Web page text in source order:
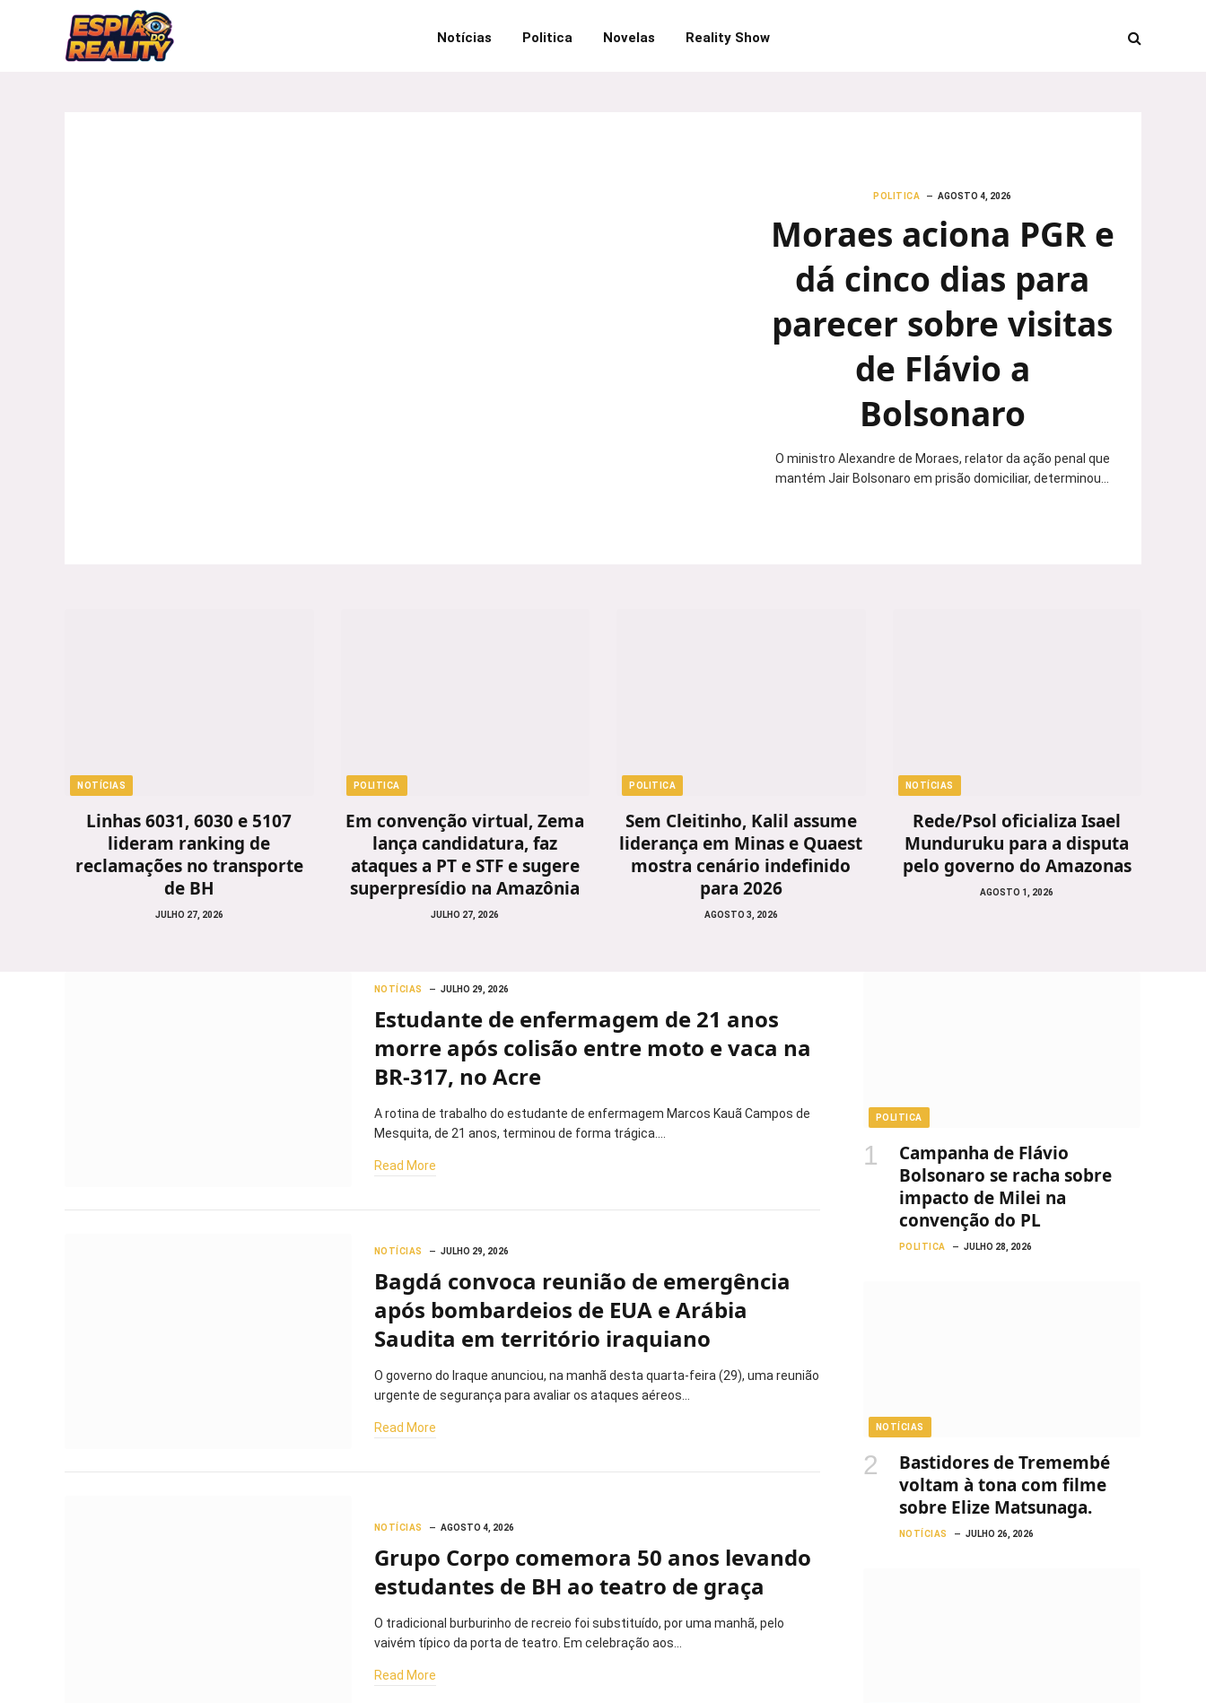
Notícias Politica Novelas Reality Show
POLITICA AGOSTO 4, 2026
Moraes aciona PGR e
dá cinco dias para
parecer sobre visitas
de Flávio a
Bolsonaro
O ministro Alexandre de Moraes, relator da ação penal que
mantém Jair Bolsonaro em prisão domiciliar, determinou…
NOTÍCIAS
Linhas 6031, 6030 e 5107
lideram ranking de
reclamações no transporte
de BH
JULHO 27, 2026
POLITICA
Em convenção virtual, Zema
lança candidatura, faz
ataques a PT e STF e sugere
superpresídio na Amazônia
JULHO 27, 2026
POLITICA
Sem Cleitinho, Kalil assume
liderança em Minas e Quaest
mostra cenário indefinido
para 2026
AGOSTO 3, 2026
NOTÍCIAS
Rede/Psol oficializa Isael
Munduruku para a disputa
pelo governo do Amazonas
AGOSTO 1, 2026
NOTÍCIAS JULHO 29, 2026
Estudante de enfermagem de 21 anos
morre após colisão entre moto e vaca na
BR-317, no Acre
A rotina de trabalho do estudante de enfermagem Marcos Kauã Campos de
Mesquita, de 21 anos, terminou de forma trágica.…
Read More
NOTÍCIAS JULHO 29, 2026
Bagdá convoca reunião de emergência
após bombardeios de EUA e Arábia
Saudita em território iraquiano
O governo do Iraque anunciou, na manhã desta quarta-feira (29), uma reunião
urgente de segurança para avaliar os ataques aéreos…
Read More
NOTÍCIAS AGOSTO 4, 2026
Grupo Corpo comemora 50 anos levando
estudantes de BH ao teatro de graça
O tradicional burburinho de recreio foi substituído, por uma manhã, pelo
vaivém típico da porta de teatro. Em celebração aos…
Read More
POLITICA
Campanha de Flávio
Bolsonaro se racha sobre
impacto de Milei na
convenção do PL
POLITICA JULHO 28, 2026
NOTÍCIAS
Bastidores de Tremembé
voltam à tona com filme
sobre Elize Matsunaga.
NOTÍCIAS JULHO 26, 2026